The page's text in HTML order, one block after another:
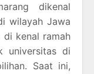
dikenal
wilayah Jawa
di kenal ramah
universitas di
Saat ini,